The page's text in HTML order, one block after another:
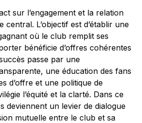
sur l’engagement et la relation
central. L’objectif est d’établir une
où le club remplit ses
bénéficie d’offres cohérentes
passe par une
une éducation des fans
d’offre et une politique de
l’équité et la clarté. Dans ce
deviennent un levier de dialogue
mutuelle entre le club et sa